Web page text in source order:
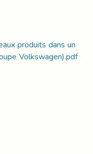
produits dans un
Volkswagen).pdf